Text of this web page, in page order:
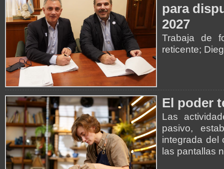
para
2027
Trabaja de
reticente;
El poder
Las
pasivo,
integrada del
las pantallas